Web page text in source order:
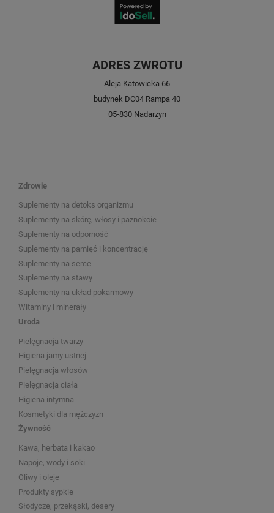
ADRES ZWROTU
Aleja Katowicka 66
budynek DC04 Rampa 40
05-830 Nadarzyn
Zdrowie
Suplementy na detoks organizmu
Suplementy na skórę, włosy i paznokcie
Suplementy na odporność
Suplementy na pamięć i koncentrację
Suplementy na serce
Suplementy na stawy
Suplementy na układ pokarmowy
Witaminy i minerały
Uroda
Pielęgnacja twarzy
Higiena jamy ustnej
Pielęgnacja włosów
Pielęgnacja ciała
Higiena intymna
Kosmetyki dla mężczyzn
Żywność
Kawa, herbata i kakao
Napoje, wody i soki
Oliwy i oleje
Produkty sypkie
Słodycze, przekąski, desery